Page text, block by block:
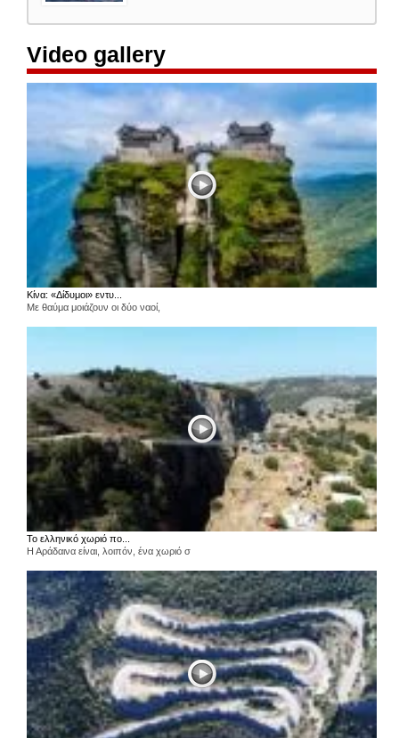
Video gallery
Κίνα: «Δίδυμοι» εντυ...
Με θαύμα μοιάζουν οι δύο ναοί,
Το ελληνικό χωριό πο...
Η Αράδαινα είναι, λοιπόν, ένα χωριό σ